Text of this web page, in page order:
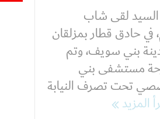
لقى شاب
في حادق قطار بمزلقان
بني سويف، وتم
مستشفى بني
تحت تصرف النيابة
المزيد